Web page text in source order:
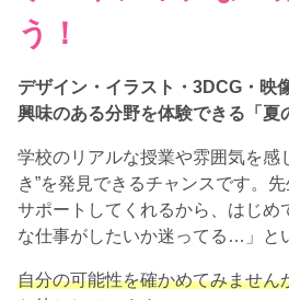
う！
デザイン・イラスト・3DCG・映
興味のある分野を体験できる「夏
学校のリアルな授業や雰囲気を感
き”を発見できるチャンスです。
サポートしてくれるから、はじめ
な仕事がしたいか迷ってる…」と
自分の可能性を確かめてみません